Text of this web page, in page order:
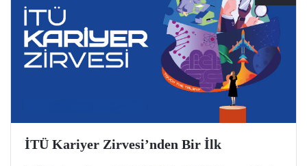
İTÜ Kariyer Zirvesi’nden Bir İlk